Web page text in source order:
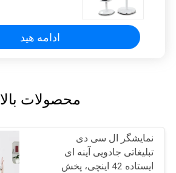
ادامه هید
محصولات بالا
نمایشگر ال سی دی
تبلیغاتی جادویی آینه ای
ایستاده 42 اینچی، پخش